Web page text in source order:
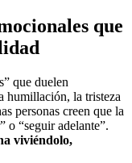
que
que duelen
humillación, la tristeza
personas creen que la
o “seguir adelante”.
viviéndolo,